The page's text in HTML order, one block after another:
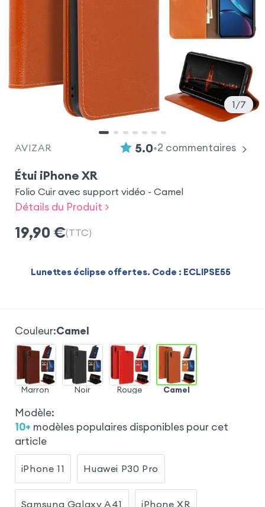
1 7
AVIZAR 5.0•2 commentaires
Étui iPhone XR
Folio Cuir avec support vidéo - Camel
Détails du Produit >
19,90 €(TTC)
Lunettes éclipse offertes. Code : ECLIPSE55
Couleur:Camel
Marron Noir Rouge Camel
Modèle:
10+ modèles populaires disponibles pour cet
article
iPhone 11 Huawei P30 Pro
Samsung Galaxy A41 iPhone XR